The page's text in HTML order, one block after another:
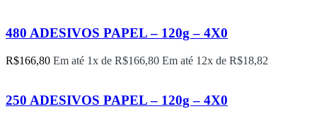
480 ADESIVOS PAPEL – 120g – 4X0
R$166,80 Em até 1x de R$166,80 Em até 12x de R$18,82
250 ADESIVOS PAPEL – 120g – 4X0